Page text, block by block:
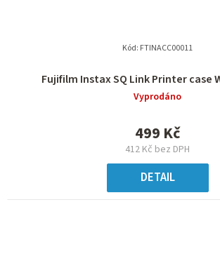
Fujifilm Instax SQ Link Printer case
Vyprodáno
412 Kč bez DPH
499 Kč
DETAIL
Kód: FTINACC00011